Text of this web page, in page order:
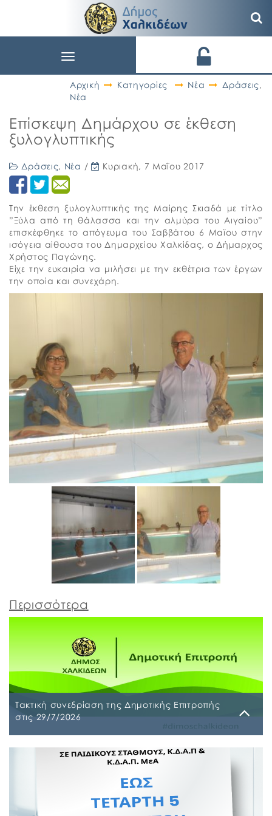
Toggle
Αρχική
Κατηγορίες Νέα Δράσεις,
Νέα
Επίσκεψη Δημάρχου σε έκθεση
ξυλογλυπτικής
Δράσεις, Νέα / Κυριακή, 7 Μαΐου 2017
Την έκθεση ξυλογλυπτικής της Μαίρης Σκιαδά με τίτλο
”Ξύλα από τη θάλασσα και την αλμύρα του Αιγαίου”
επισκέφθηκε το απόγευμα του Σαββάτου 6 Μαϊου στην
ισόγεια αίθουσα του Δημαρχείου Χαλκίδας, ο Δήμαρχος
Χρήστος Παγώνης.
Είχε την ευκαιρία να μιλήσει με την εκθέτρια των έργων
την οποία και συνεχάρη.
Περισσότερα
Τακτική συνεδρίαση της Δημοτικής Επιτροπής
στις 29/7/2026
Τακτική συνεδρίαση της Δημοτικής Επιτροπής θα
διεξαχθεί στο Δημοτικό Κατάστημα επί των οδών
Ληλαντίων και Μεγασθένους 34, την Τετάρτη 29
Ιουλίου 2026 και ώρα 10:00 π.μ., για συζήτηση και